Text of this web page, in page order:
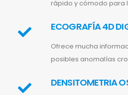
rápido y cómodo para
ECOGRAFÍA 4D
Ofrece mucha
posibles anomalías
DENSITOMETRIA